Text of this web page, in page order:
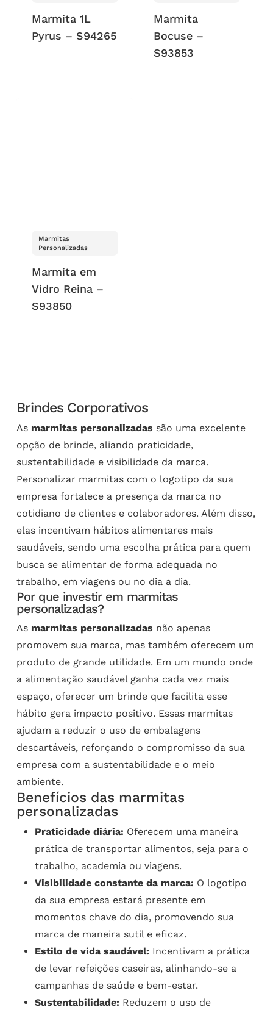
Marmita 1L
Pyrus – S94265
Marmita
Bocuse –
S93853
Marmitas
Personalizadas
Marmita em
Vidro Reina –
S93850
Brindes Corporativos
As marmitas personalizadas são uma excelente
opção de brinde, aliando praticidade,
sustentabilidade e visibilidade da marca.
Personalizar marmitas com o logotipo da sua
empresa fortalece a presença da marca no
cotidiano de clientes e colaboradores. Além disso,
elas incentivam hábitos alimentares mais
saudáveis, sendo uma escolha prática para quem
busca se alimentar de forma adequada no
trabalho, em viagens ou no dia a dia.
Por que investir em marmitas
personalizadas?
As marmitas personalizadas não apenas
promovem sua marca, mas também oferecem um
produto de grande utilidade. Em um mundo onde
a alimentação saudável ganha cada vez mais
espaço, oferecer um brinde que facilita esse
hábito gera impacto positivo. Essas marmitas
ajudam a reduzir o uso de embalagens
descartáveis, reforçando o compromisso da sua
empresa com a sustentabilidade e o meio
ambiente.
Benefícios das marmitas
personalizadas
Praticidade diária: Oferecem uma maneira
prática de transportar alimentos, seja para o
trabalho, academia ou viagens.
Visibilidade constante da marca: O logotipo
da sua empresa estará presente em
momentos chave do dia, promovendo sua
marca de maneira sutil e eficaz.
Estilo de vida saudável: Incentivam a prática
de levar refeições caseiras, alinhando-se a
campanhas de saúde e bem-estar.
Sustentabilidade: Reduzem o uso de